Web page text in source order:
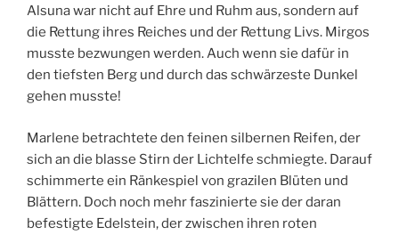
Alsuna war nicht auf Ehre und Ruhm aus, sondern auf
die Rettung ihres Reiches und der Rettung Livs. Mirgos
musste bezwungen werden. Auch wenn sie dafür in
den tiefsten Berg und durch das schwärzeste Dunkel
gehen musste!
Marlene betrachtete den feinen silbernen Reifen, der
sich an die blasse Stirn der Lichtelfe schmiegte. Darauf
schimmerte ein Ränkespiel von grazilen Blüten und
Blättern. Doch noch mehr faszinierte sie der daran
befestigte Edelstein, der zwischen ihren roten